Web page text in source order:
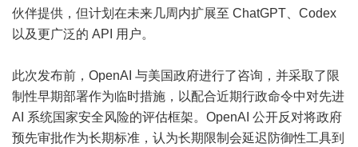
伙伴提供，但计划在未来几周内扩展至 ChatGPT、Codex
以及更广泛的 API 用户。
此次发布前，OpenAI 与美国政府进行了咨询，并采取了限
制性早期部署作为临时措施，以配合近期行政命令中对先进
AI 系统国家安全风险的评估框架。OpenAI 公开反对将政府
预先审批作为长期标准，认为长期限制会延迟防御性工具到